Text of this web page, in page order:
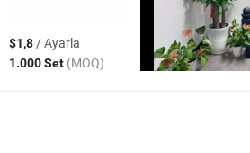
$1,8/ Ayarla
1.000 Set (MOQ)